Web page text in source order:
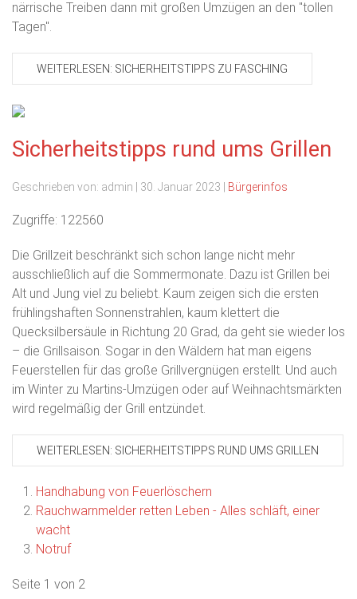
närrische Treiben dann mit großen Umzügen an den "tollen
Tagen".
WEITERLESEN: SICHERHEITSTIPPS ZU FASCHING
Sicherheitstipps rund ums Grillen
Geschrieben von: admin 30. Januar 2023 Bürgerinfos
Zugriffe: 122560
Die Grillzeit beschränkt sich schon lange nicht mehr
ausschließlich auf die Sommermonate. Dazu ist Grillen bei
Alt und Jung viel zu beliebt. Kaum zeigen sich die ersten
frühlingshaften Sonnenstrahlen, kaum klettert die
Quecksilbersäule in Richtung 20 Grad, da geht sie wieder los
– die Grillsaison. Sogar in den Wäldern hat man eigens
Feuerstellen für das große Grillvergnügen erstellt. Und auch
im Winter zu Martins-Umzügen oder auf Weihnachtsmärkten
wird regelmäßig der Grill entzündet.
WEITERLESEN: SICHERHEITSTIPPS RUND UMS GRILLEN
Handhabung von Feuerlöschern
Rauchwarnmelder retten Leben - Alles schläft, einer
wacht
Notruf
Seite 1 von 2